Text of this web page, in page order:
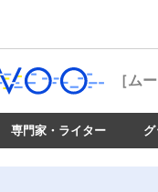
［ム
専門家・ライター